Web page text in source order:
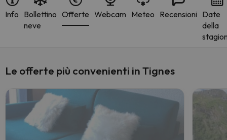
Info Bollettino
neve
Offerte Webcam Meteo Recensioni Date
della
Le offerte più convenienti in Tignes